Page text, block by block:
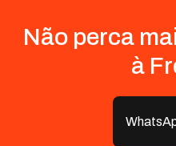
Não perca
à